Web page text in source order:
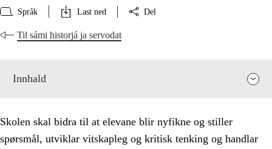
Språk Last ned Del
Til sámi historjá ja servodat
Innhald
Skolen skal bidra til at elevane blir nyfikne og stiller
spørsmål, utviklar vitskapleg og kritisk tenking og handlar